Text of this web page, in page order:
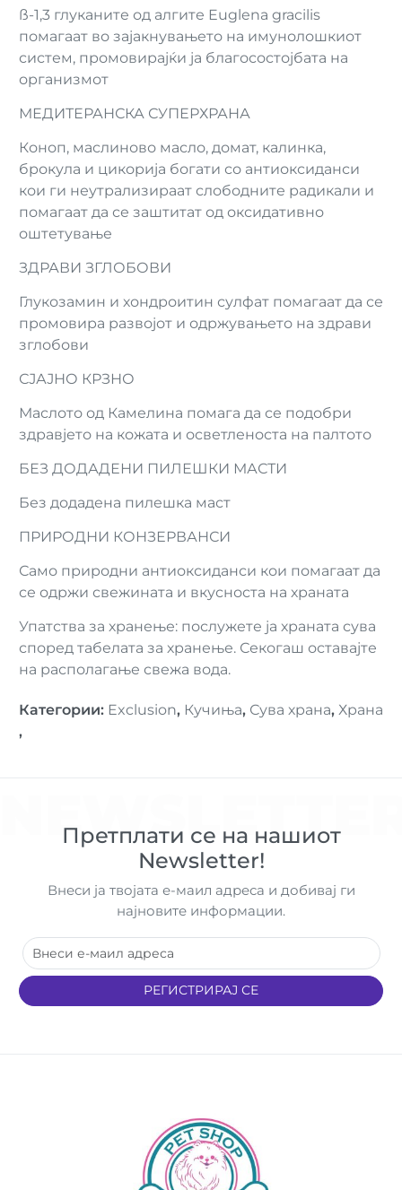
ß-1,3 глуканите од алгите Euglena gracilis
помагаат во зајакнувањето на имунолошкиот
систем, промовирајќи ја благосостојбата на
организмот
МЕДИТЕРАНСКА СУПЕРХРАНА
Коноп, маслиново масло, домат, калинка,
брокула и цикорија богати со антиоксиданси
кои ги неутрализираат слободните радикали и
помагаат да се заштитат од оксидативно
оштетување
ЗДРАВИ ЗГЛОБОВИ
Глукозамин и хондроитин сулфат помагаат да се
промовира развојот и одржувањето на здрави
зглобови
СЈАЈНО КРЗНО
Маслото од Камелина помага да се подобри
здравјето на кожата и осветленоста на палтото
БЕЗ ДОДАДЕНИ ПИЛЕШКИ МАСТИ
Без додадена пилешка маст
ПРИРОДНИ КОНЗЕРВАНСИ
Само природни антиоксиданси кои помагаат да
се одржи свежината и вкусноста на храната
Упатства за хранење: послужете ја храната сува
според табелата за хранење. Секогаш оставајте
на располагање свежа вода.
Категории: Exclusion, Кучиња, Сува храна, Храна
,
Претплати се на нашиот
Newsletter!
Внеси ја твојата е-маил адреса и добивај ги
најновите информации.
РЕГИСТРИРАЈ СЕ